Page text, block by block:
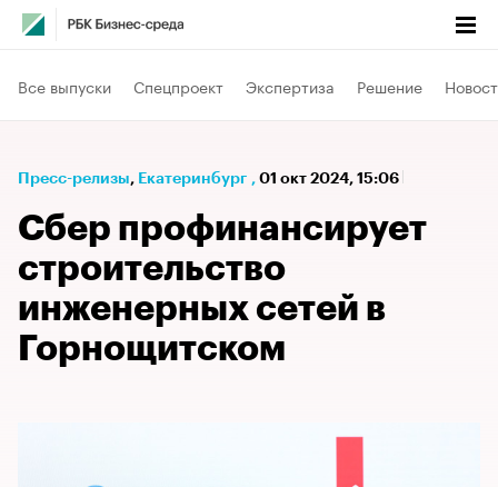
Все выпуски Спецпроект Экспертиза Решение
Пресс-релизы⁠, Екатеринбург , 01 окт 2024, 15:06
Сбер профинансирует
строительство
инженерных сетей в
Горнощитском